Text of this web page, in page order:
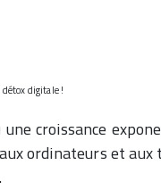
digitale !
une croissance
ordinateurs et